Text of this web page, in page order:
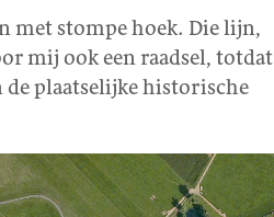
met stompe hoek. Die lijn,
mij ook een raadsel, totdat
de plaatselijke historische